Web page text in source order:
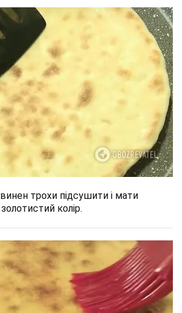
трохи підсушити і мати
колір.